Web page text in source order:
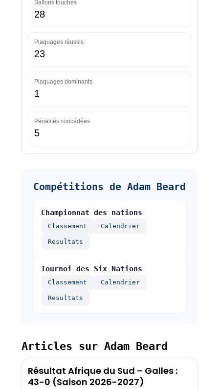
Ballons touchés
28
Plaquages réussis
23
Plaquages dominants
1
Pénalités concédées
5
Compétitions de Adam Beard
Championnat des nations
Classement Calendrier
Resultats
Tournoi des Six Nations
Classement Calendrier
Resultats
Articles sur Adam Beard
Résultat Afrique du Sud – Galles :
43-0 (Saison 2026-2027)